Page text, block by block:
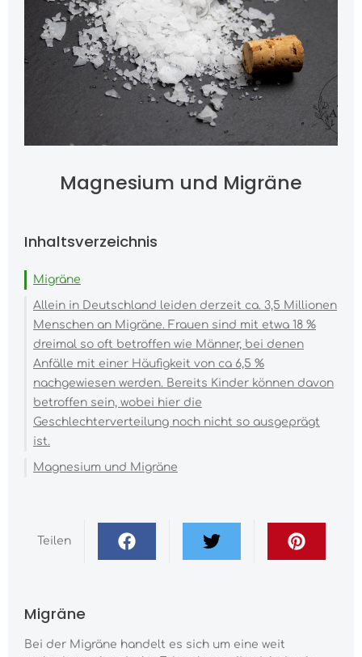
Magnesium und Migräne
Inhaltsverzeichnis
Migräne
Allein in Deutschland leiden derzeit ca. 3,5 Millionen
Menschen an Migräne. Frauen sind mit etwa 18 %
dreimal so oft betroffen wie Männer, bei denen
Anfälle mit einer Häufigkeit von ca 6,5 %
nachgewiesen werden. Bereits Kinder können davon
betroffen sein, wobei hier die
Geschlechterverteilung noch nicht so ausgeprägt
ist.
Magnesium und Migräne
Teilen
Migräne
Bei der Migräne handelt es sich um eine weit